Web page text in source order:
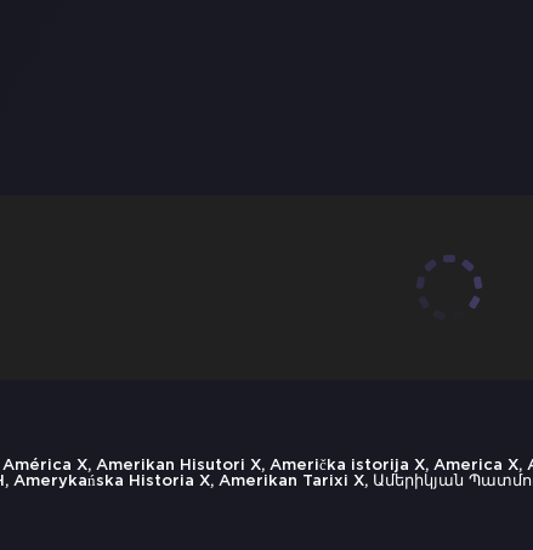
, América X, Amerikan Hisutori X, Američka istorija X,
Amerykańska Historia X, Amerikan Tarixi X, Ամերիկյան